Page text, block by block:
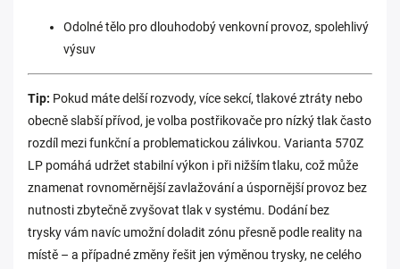
Odolné tělo pro dlouhodobý venkovní provoz, spolehlivý
výsuv
Tip: Pokud máte delší rozvody, více sekcí, tlakové ztráty nebo
obecně slabší přívod, je volba postřikovače pro nízký tlak často
rozdíl mezi funkční a problematickou zálivkou. Varianta 570Z
LP pomáhá udržet stabilní výkon i při nižším tlaku, což může
znamenat rovnoměrnější zavlažování a úspornější provoz bez
nutnosti zbytečně zvyšovat tlak v systému. Dodání bez
trysky vám navíc umožní doladit zónu přesně podle reality na
místě – a případné změny řešit jen výměnou trysky, ne celého